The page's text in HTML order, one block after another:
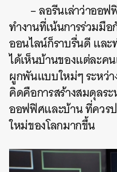
–ลอรีนเล่าว่าออฟ
ทำงานที่เน้นการร่วมมื
ออนไลน์ก็ราบรื่นดีแล
ได้เห็นบ้านของแต่ละค
ผูกพันแบบใหม่ๆระหว่
คิดคือการสร้างสมดุลระ
ออฟฟิศและบ้านที่ควร
ใหม่ของโลกมากขึ้น